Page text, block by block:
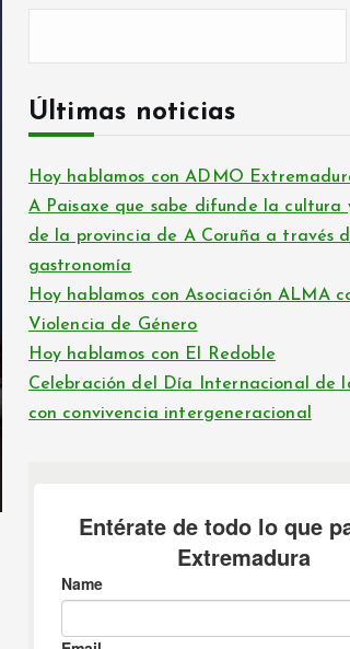
Últimas noticias
Hoy hablamos con ADMO
A Paisaxe que sabe difunde la cultura
de la provincia de A Coruña a través
gastronomía
Hoy hablamos con Asociación ALMA
Violencia de Género
Hoy hablamos con El Redoble
Celebración del Día Internacional de
con convivencia intergeneracional